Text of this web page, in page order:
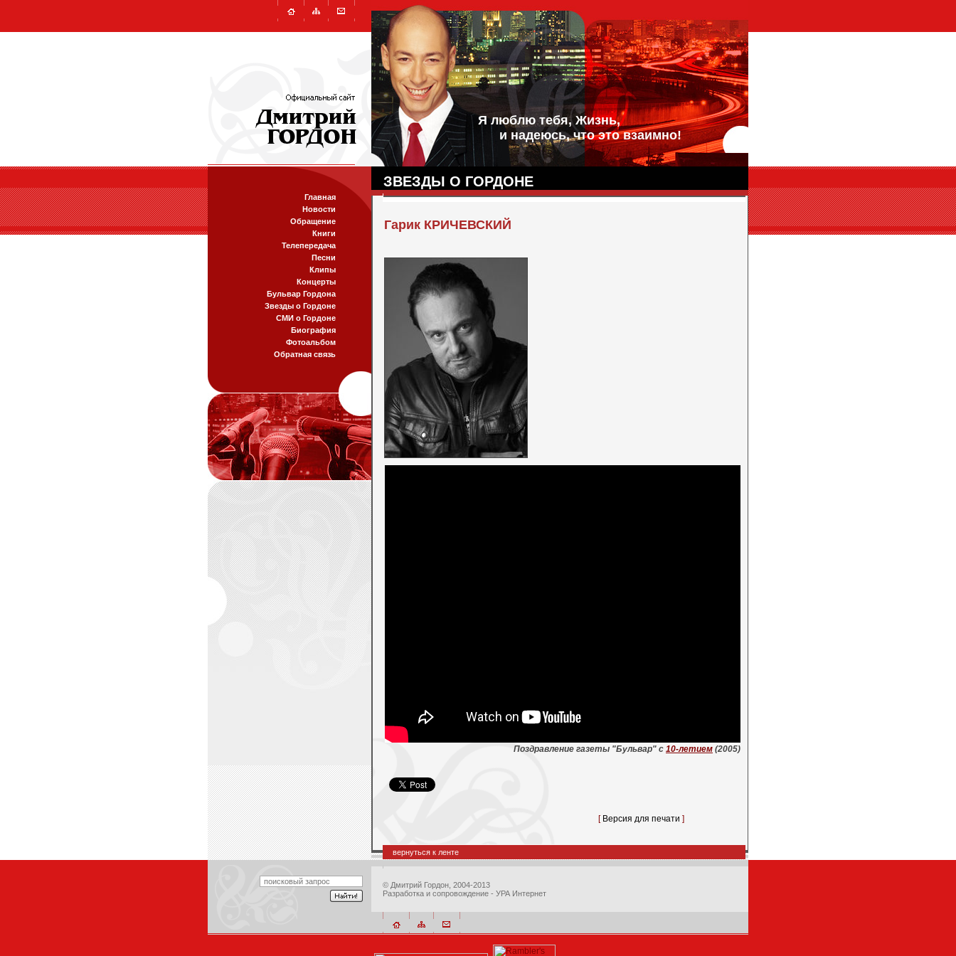
Я люблю тебя, Жизнь,
и надеюсь, что это взаимно!
Главная
Новости
Обращение
Книги
Телепередача
Песни
Клипы
Концерты
Бульвар Гордона
Звезды о Гордоне
СМИ о Гордоне
Биография
Фотоальбом
Обратная связь
ЗВЕЗДЫ О ГОРДОНЕ
Гарик КРИЧЕВСКИЙ
Поздравление газеты "Бульвар" с 10-летием (2005)
[ Версия для печати ]
вернуться к ленте
© Дмитрий Гордон , 2004-2013
Разработка и сопровождение - УРА Интернет